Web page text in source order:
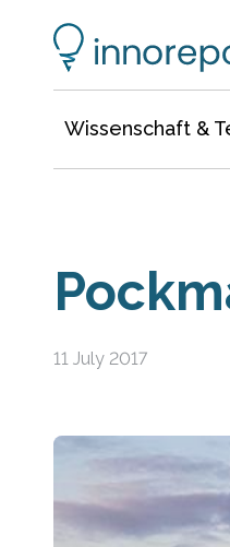
Wissenschaft &
11 July 2017